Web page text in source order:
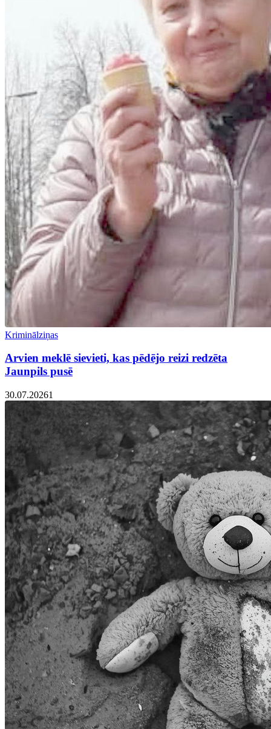
Kriminālziņas
Arvien meklē sievieti, kas pēdējo reizi redzēta
Jaunpils pusē
30.07.20261